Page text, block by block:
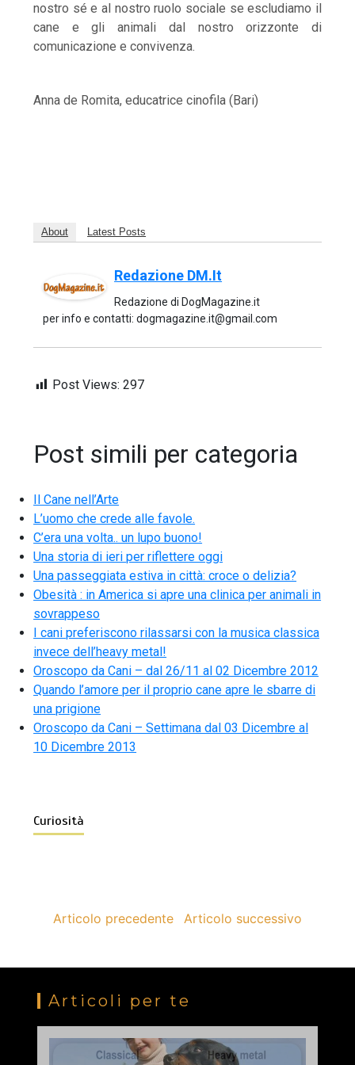
nostro sé e al nostro ruolo sociale se escludiamo il
cane e gli animali dal nostro orizzonte di
comunicazione e convivenza.
Anna de Romita, educatrice cinofila (Bari)
About Latest Posts
Redazione DM.it
Redazione di DogMagazine.it
per info e contatti: dogmagazine.it@gmail.com
Post Views: 297
Post simili per categoria
Il Cane nell’Arte
L’uomo che crede alle favole.
C’era una volta.. un lupo buono!
Una storia di ieri per riflettere oggi
Una passeggiata estiva in città: croce o delizia?
Obesità : in America si apre una clinica per animali in
sovrappeso
I cani preferiscono rilassarsi con la musica classica
invece dell’heavy metal!
Oroscopo da Cani – dal 26/11 al 02 Dicembre 2012
Quando l’amore per il proprio cane apre le sbarre di
una prigione
Oroscopo da Cani – Settimana dal 03 Dicembre al
10 Dicembre 2013
Curiosità
Articolo precedente Articolo successivo
Articoli per te